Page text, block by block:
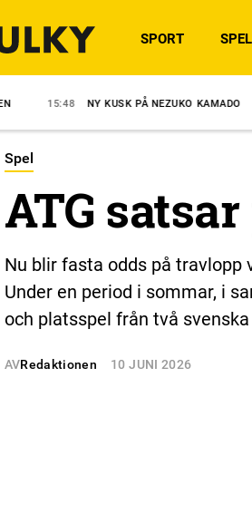
SPORT SPEL
NY KUSK PÅ NEZUKO KAMADO 15:35 ST
Spel
ATG
Nu blir fasta odds på travlopp
Under en period i sommar, i
och platsspel från två
AVRedaktionen 10 JUNI 2026